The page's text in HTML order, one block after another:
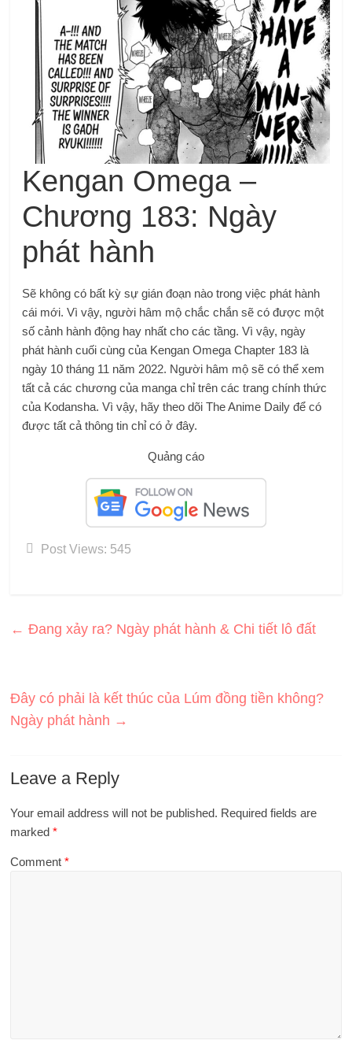
Kengan Omega –
Chương 183: Ngày
phát hành
Sẽ không có bất kỳ sự gián đoạn nào trong việc phát hành
cái mới. Vì vậy, người hâm mộ chắc chắn sẽ có được một
số cảnh hành động hay nhất cho các tầng. Vì vậy, ngày
phát hành cuối cùng của Kengan Omega Chapter 183 là
ngày 10 tháng 11 năm 2022. Người hâm mộ sẽ có thể xem
tất cả các chương của manga chỉ trên các trang chính thức
của Kodansha. Vì vậy, hãy theo dõi The Anime Daily để có
được tất cả thông tin chỉ có ở đây.
Quảng cáo
Post Views: 545
← Đang xảy ra? Ngày phát hành & Chi tiết lô đất
Đây có phải là kết thúc của Lúm đồng tiền không?
Ngày phát hành →
Leave a Reply
Your email address will not be published. Required fields are
marked*
Comment*